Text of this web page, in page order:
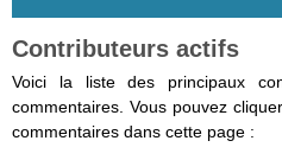
Contributeurs actifs
Voici la liste des principaux
commentaires. Vous pouvez
commentaires dans cette page :